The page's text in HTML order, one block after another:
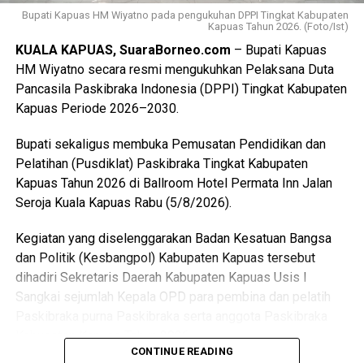
Tenggara. Ini merupakan hal positif bagi perkembangan
anak-anak terutama duta Pramuka Kabupaten Kapuas,”
ujarnya. (Ujg/SB)
Views: 10
Bagikan ke
WhatsApp 0 Facebook 0
Messenger Twitter/X
Bupati Kapuas HM Wiyatno pada pengukuhan DPPI Tingkat Kabupaten
Kapuas Tahun 2026. (Foto/Ist)
KUALA KAPUAS, SuaraBorneo.com – Bupati Kapuas
HM Wiyatno secara resmi mengukuhkan Pelaksana Duta
Pancasila Paskibraka Indonesia (DPPI) Tingkat Kabupaten
Kapuas Periode 2026–2030.
Bupati sekaligus membuka Pemusatan Pendidikan dan
Pelatihan (Pusdiklat) Paskibraka Tingkat Kabupaten
Kapuas Tahun 2026 di Ballroom Hotel Permata Inn Jalan
Seroja Kuala Kapuas Rabu (5/8/2026).
Kegiatan yang diselenggarakan Badan Kesatuan Bangsa
dan Politik (Kesbangpol) Kabupaten Kapuas tersebut
dihadiri Sekretaris Daerah Kabupaten Kapuas Usis I
Sangkai sejumlah Kepala OPD para pembina dan pelatih
Kabupaten Kapuas Tahun 2026.
CONTINUE READING